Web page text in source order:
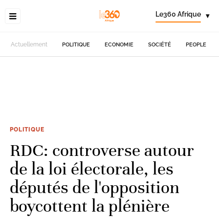
Le360 Afrique ▾
Actuellement POLITIQUE ECONOMIE SOCIÉTÉ PEOPLE
POLITIQUE
RDC: controverse autour
de la loi électorale, les
députés de l'opposition
boycottent la plénière